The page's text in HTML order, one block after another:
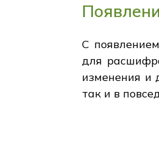
С
для
изменения и
так и в